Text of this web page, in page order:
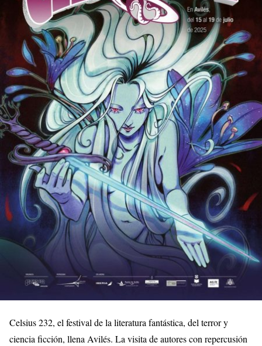
Celsius 232, el festival de la literatura fantástica, del terror y
ciencia ficción, llena Avilés. La visita de autores con repercusión